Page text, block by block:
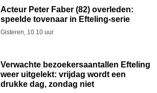
Acteur Peter Faber (82) overleden:
speelde tovenaar in Efteling-serie
Gisteren, 10.10 uur
Verwachte bezoekersaantallen Efteling
weer uitgelekt: vrijdag wordt een
drukke dag, zondag niet